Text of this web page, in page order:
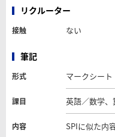
リクルーター
接触 ない
筆記
形式 マークシート
課目 英語／数学
内容 SPIに似た内